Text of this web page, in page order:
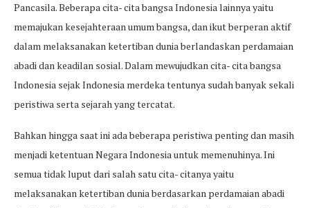
Pancasila. Beberapa cita- cita bangsa Indonesia lainnya yaitu
memajukan kesejahteraan umum bangsa, dan ikut berperan aktif
dalam melaksanakan ketertiban dunia berlandaskan perdamaian
abadi dan keadilan sosial. Dalam mewujudkan cita- cita bangsa
Indonesia sejak Indonesia merdeka tentunya sudah banyak sekali
peristiwa serta sejarah yang tercatat.
Bahkan hingga saat ini ada beberapa peristiwa penting dan masih
menjadi ketentuan Negara Indonesia untuk memenuhinya. Ini
semua tidak luput dari salah satu cita- citanya yaitu
melaksanakan ketertiban dunia berdasarkan perdamaian abadi